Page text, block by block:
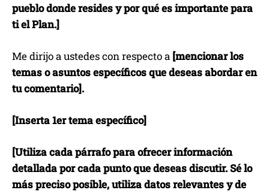
pueblo donde resides y por qué es importante para
ti el Plan.]
Me dirijo a ustedes con respecto a [mencionar los
temas o asuntos específicos que deseas abordar en
tu comentario].
[Inserta 1er tema específico]
[Utiliza cada párrafo para ofrecer información
detallada por cada punto que deseas discutir. Sé lo
más preciso posible, utiliza datos relevantes y de